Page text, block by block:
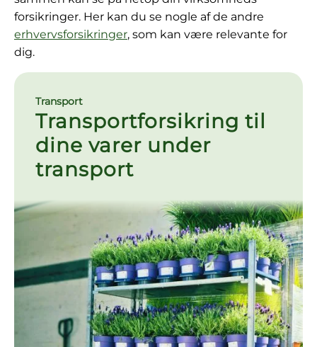
forsikringer. Her kan du se nogle af de andre
erhvervsforsikringer, som kan være relevante for
dig.
Transport
Transportforsikring til
dine varer under
transport